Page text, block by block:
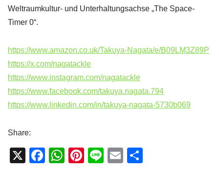
Weltraumkultur- und Unterhaltungsachse „The Space-
Timer 0“.
https://www.amazon.co.uk/Takuya-Nagata/e/B09LM3Z89P
https://x.com/nagatackle
https://www.instagram.com/nagatackle
https://www.facebook.com/takuya.nagata.794
https://www.linkedin.com/in/takuya-nagata-5730b069
Share:
X
F
W
Pi
Li
E